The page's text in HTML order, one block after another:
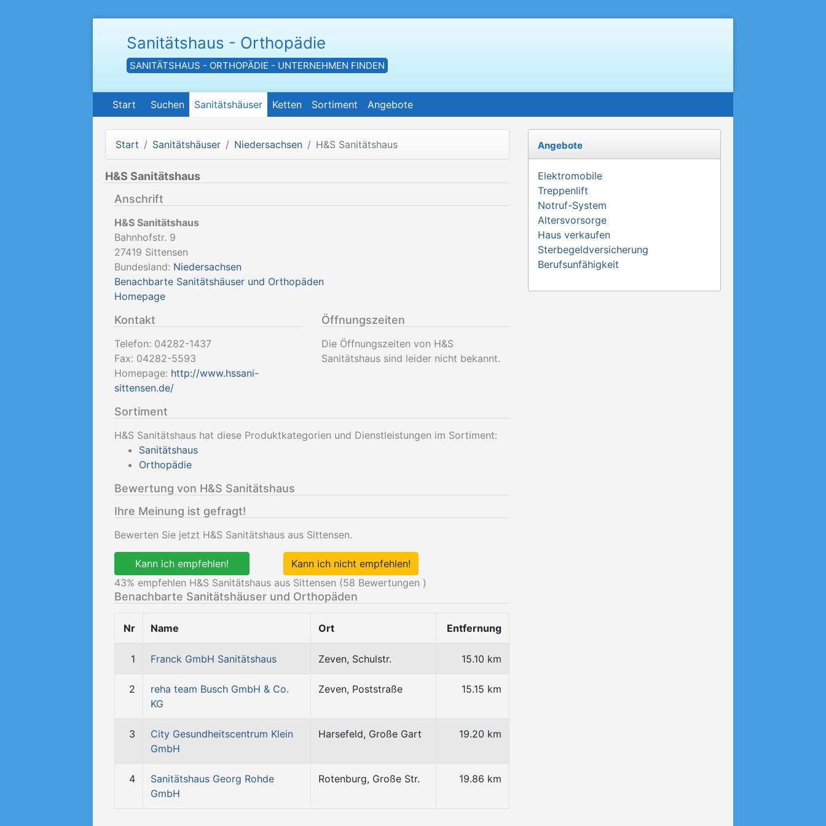
Sanitätshaus - Orthopädie
SANITÄTSHAUS - ORTHOPÄDIE - UNTERNEHMEN FINDEN
Start Suchen Sanitätshäuser Ketten Sortiment Angebote
Start Sanitätshäuser Niedersachsen H&S Sanitätshaus
H&S Sanitätshaus
Anschrift
H&S Sanitätshaus
Bahnhofstr. 9
27419 Sittensen
Bundesland: Niedersachsen
Benachbarte Sanitätshäuser und Orthopäden
Homepage
Kontakt
Telefon: 04282-1437
Fax: 04282-5593
Homepage: http://www.hssani-
sittensen.de/
Öffnungszeiten
Die Öffnungszeiten von H&S
Sanitätshaus sind leider nicht bekannt.
Sortiment
H&S Sanitätshaus hat diese Produktkategorien und Dienstleistungen im Sortiment:
Sanitätshaus
Orthopädie
Bewertung von H&S Sanitätshaus
Ihre Meinung ist gefragt!
Bewerten Sie jetzt H&S Sanitätshaus aus Sittensen.
Kann ich empfehlen!
Kann ich nicht empfehlen!
43% empfehlen H&S Sanitätshaus aus Sittensen (58 Bewertungen )
Benachbarte Sanitätshäuser und Orthopäden
Nr Name Ort Entfernung
1 Franck GmbH Sanitätshaus Zeven, Schulstr. 15.10 km
2
reha team Busch GmbH & Co.
KG
Zeven, Poststraße 15.15 km
3
City Gesundheitscentrum Klein
GmbH
Harsefeld, Große Gart 19.20 km
4
Sanitätshaus Georg Rohde
GmbH
Rotenburg, Große Str. 19.86 km
Angebote
Elektromobile
Treppenlift
Notruf-System
Altersvorsorge
Haus verkaufen
Sterbegeldversicherung
Berufsunfähigkeit